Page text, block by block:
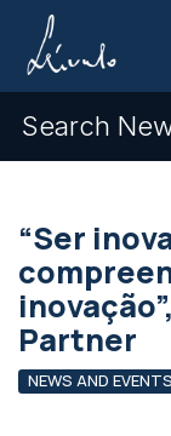
Search
“Ser
Partner
NEWS AND EVENTS